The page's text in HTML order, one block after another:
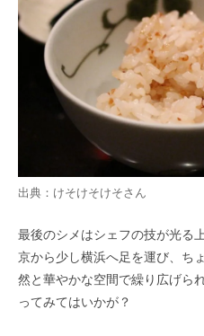
出典： けそけそけそさん
最後のシメはシェフの技が光る
京から少し横浜へ足を運び、ち
然と華やかな空間で繰り広げら
ってみてはいかが？